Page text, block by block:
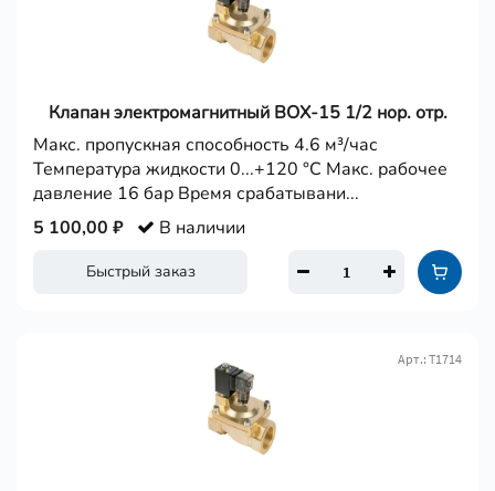
Клапан электромагнитный BОX-15 1/2 нор. отр.
Макс. пропускная способность 4.6 м³/час
Температура жидкости 0...+120 °С Макс. рабочее
давление 16 бар Время срабатывани...
Быстрый заказ
5 100,00 ₽ В наличии
Арт.: Т1714